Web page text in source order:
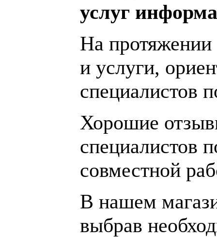
услуг
На протяжении
и услуги,
специалистов
Хорошие
специалистов
совместной
В нашем
выбрав